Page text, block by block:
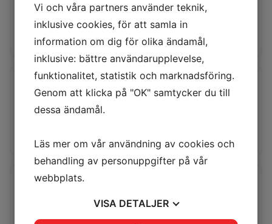
Ekonomiansvarig
070-898 47 47
mia@nabobygg.com
Andreas Siberg
Projektledning / Kalkylator
siberg@nabobygg.com
Projektledning / Platschef
0708-99 30 12
Vi och våra partners använder teknik,
inklusive cookies, för att samla in
information om dig för olika ändamål,
inklusive: bättre användarupplevelse,
funktionalitet, statistik och marknadsföring.
Genom att klicka på "OK" samtycker du till
dessa ändamål.
Läs mer om vår användning av cookies och
behandling av personuppgifter på vår
webbplats.
VISA DETALJER